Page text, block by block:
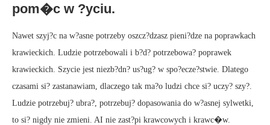
pom�c w ?yciu.
Nawet szyj?c na w?asne potrzeby oszcz?dzasz pieni?dze na poprawkach
krawieckich. Ludzie potrzebowali i b?d? potrzebowa? poprawek
krawieckich. Szycie jest niezb?dn? us?ug? w spo?ecze?stwie. Dlatego
czasami si? zastanawiam, dlaczego tak ma?o ludzi chce si? uczy? szy?.
Ludzie potrzebuj? ubra?, potrzebuj? dopasowania do w?asnej sylwetki,
to si? nigdy nie zmieni. AI nie zast?pi krawcowych i krawc�w.